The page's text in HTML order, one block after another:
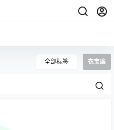
全部标签 衣宝廉